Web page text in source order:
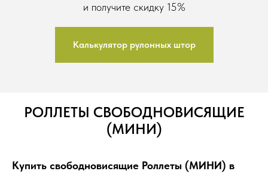
и получите скидку 15%
Калькулятор рулонных штор
РОЛЛЕТЫ СВОБОДНОВИСЯЩИЕ
(МИНИ)
Купить свободновисящие Роллеты (МИНИ) в